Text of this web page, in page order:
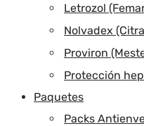
Letrozol
Nolvadex
Proviron
Protección
Paquetes
Packs